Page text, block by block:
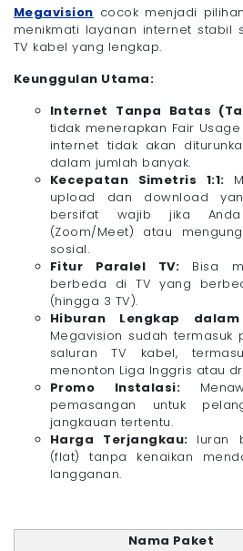
Megavision cocok menjadi
menikmati layanan internet stabil
TV kabel yang lengkap.
Keunggulan Utama:
Internet Tanpa Batas
tidak menerapkan Fair Usage
internet tidak akan
dalam jumlah banyak.
Kecepatan Simetris 1:1:
upload dan download
bersifat wajib jika
(Zoom/Meet) atau
sosial.
Fitur Paralel TV: Bisa
berbeda di TV yang
(hingga 3 TV).
Hiburan Lengkap
Megavision sudah termasuk
saluran TV kabel,
menonton Liga Inggris atau
Promo Instalasi:
pemasangan untuk
jangkauan tertentu.
Harga Terjangkau: Iuran
(flat) tanpa kenaikan
langganan.
Nama Paket